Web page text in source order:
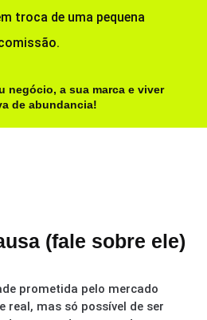
troca de uma pequena
negócio, a sua marca e viver
de abundancia!
(fale sobre ele)
prometida pelo mercado
real, mas só possível de ser